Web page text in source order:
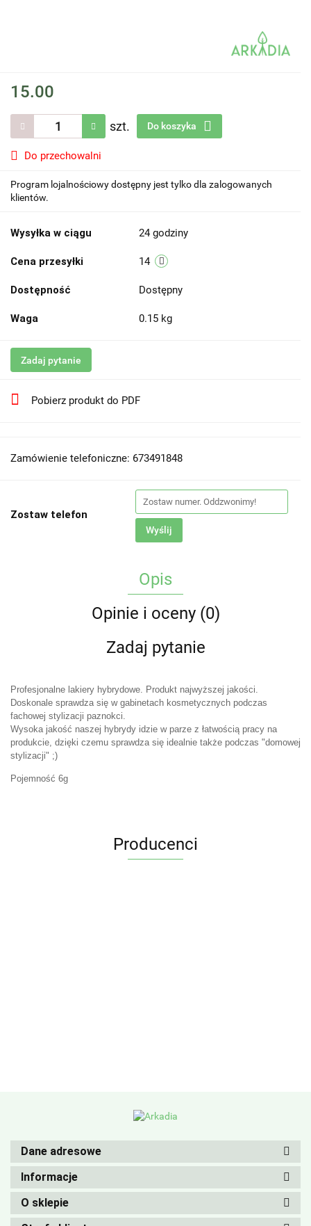
15.00
szt. Do koszyka
Do przechowalni
Program lojalnościowy dostępny jest tylko dla zalogowanych
klientów.
Wysyłka w ciągu 24 godziny
Cena przesyłki 14
Dostępność Dostępny
Waga 0.15 kg
Zadaj pytanie
Pobierz produkt do PDF
Zamówienie telefoniczne: 673491848
Zostaw telefon
Wyślij
Opis
Opinie i oceny (0)
Zadaj pytanie
Profesjonalne lakiery hybrydowe. Produkt najwyższej jakości.
Doskonale sprawdza się w gabinetach kosmetycznych podczas
fachowej stylizacji paznokci.
Wysoka jakość naszej hybrydy idzie w parze z łatwością pracy na
produkcie, dzięki czemu sprawdza się idealnie także podczas "domowej
stylizacji" ;)
Pojemność 6g
Producenci
Dane adresowe
Informacje
O sklepie